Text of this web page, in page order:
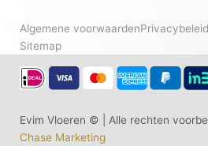
Algemene voorwaardenPrivacybeleid
Sitemap
Evim Vloeren © | Alle rechten
Chase Marketing